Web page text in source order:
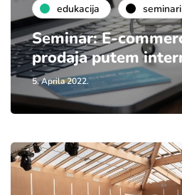
edukacija seminari
Seminar: E-
prodaja putem
5. Aprila 2022.